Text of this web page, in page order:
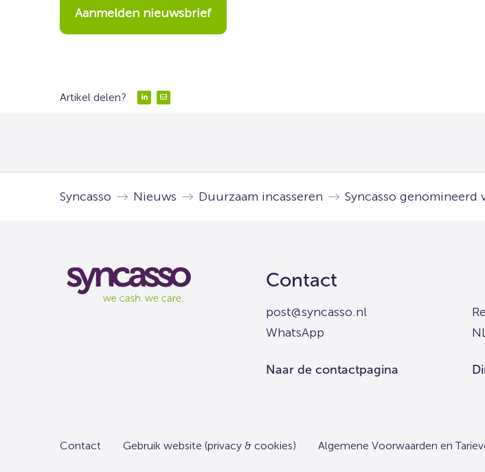
Aanmelden nieuwsbrief
Artikel delen?
DelenDelen
Syncasso Nieuws Duurzaam incasseren Syncasso genomineerd
Syncasso
We
Contact
post@syncasso.nl
WhatsApp
Naar de contactpagina
Contact Gebruik website (privacy & cookies) Algemene Voorwaarden en